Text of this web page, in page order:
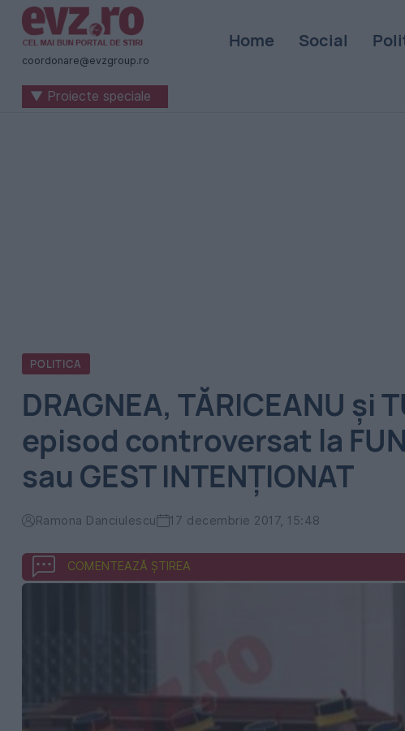
Știri
naționale
internaționale
coordonare@evzgroup.ro
Home Social
▼ Proiecte speciale
POLITICA
DRAGNEA, TĂRICEANU și
episod controversat la
sau GEST INTENȚIONAT
Ramona Danciulescu 17 decembrie 2017, 15:48
COMENTEAZĂ ȘTIREA